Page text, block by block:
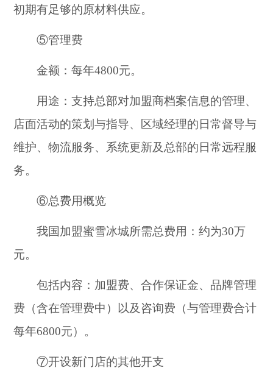
初期有足够的原材料供应。
⑤管理费
金额：每年4800元。
用途：支持总部对加盟商档案信息的管理、
店面活动的策划与指导、区域经理的日常督导与
维护、物流服务、系统更新及总部的日常远程服
务。
⑥总费用概览
我国加盟蜜雪冰城所需总费用：约为30万
元。
包括内容：加盟费、合作保证金、品牌管理
费（含在管理费中）以及咨询费（与管理费合计
每年6800元）。
⑦开设新门店的其他开支